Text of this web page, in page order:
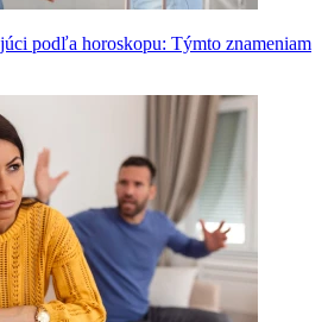
podľa horoskopu: Týmto znameniam